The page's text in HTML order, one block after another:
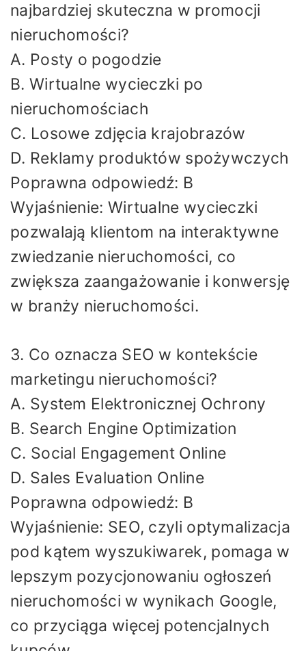
najbardziej skuteczna w promocji
nieruchomości?
A. Posty o pogodzie
B. Wirtualne wycieczki po
nieruchomościach
C. Losowe zdjęcia krajobrazów
D. Reklamy produktów spożywczych
Poprawna odpowiedź: B
Wyjaśnienie: Wirtualne wycieczki
pozwalają klientom na interaktywne
zwiedzanie nieruchomości, co
zwiększa zaangażowanie i konwersję
w branży nieruchomości.
3. Co oznacza SEO w kontekście
marketingu nieruchomości?
A. System Elektronicznej Ochrony
B. Search Engine Optimization
C. Social Engagement Online
D. Sales Evaluation Online
Poprawna odpowiedź: B
Wyjaśnienie: SEO, czyli optymalizacja
pod kątem wyszukiwarek, pomaga w
lepszym pozycjonowaniu ogłoszeń
nieruchomości w wynikach Google,
co przyciąga więcej potencjalnych